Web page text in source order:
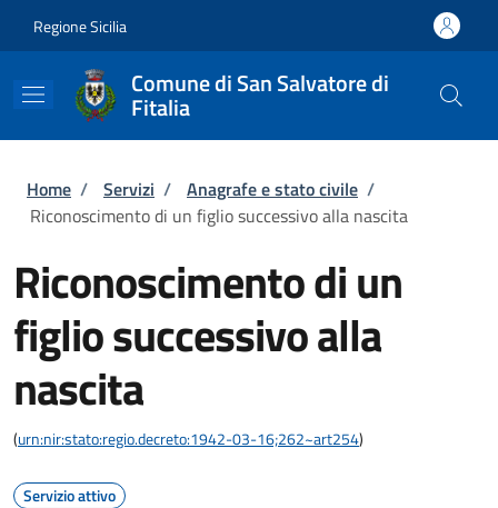
Regione Sicilia
Comune di San Salvatore di
Fitalia
Briciole di pane
Home / Servizi / Anagrafe e stato civile /
Riconoscimento di un figlio successivo alla nascita
Riconoscimento di un
figlio successivo alla
nascita
(urn:nir:stato:regio.decreto:1942-03-16;262~art254)
Servizio attivo